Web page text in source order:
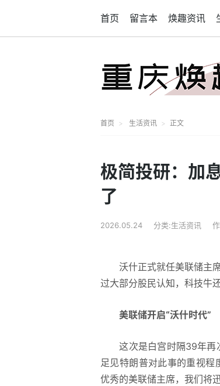
首页 留言本 焕趣资讯
首页 生活资讯 正文
极简投研：加
了
2026.05.24 分类:生活资讯
沃什正式就任美联储主席
过大部分股民认知，科技牛
美联储开启“沃什时代”
这次是白宫时隔39年再次
足见特朗普对此事的重视
优秀的美联储主席，我们将迅